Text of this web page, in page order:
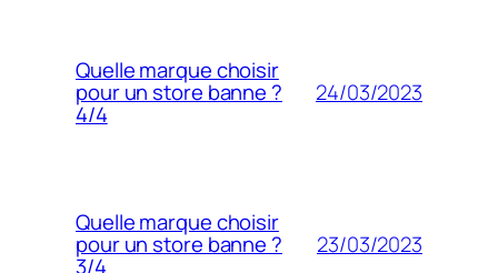
Quelle marque choisir
pour un store banne ?
4/4
24/03/2023
Quelle marque choisir
pour un store banne ?
3/4
23/03/2023